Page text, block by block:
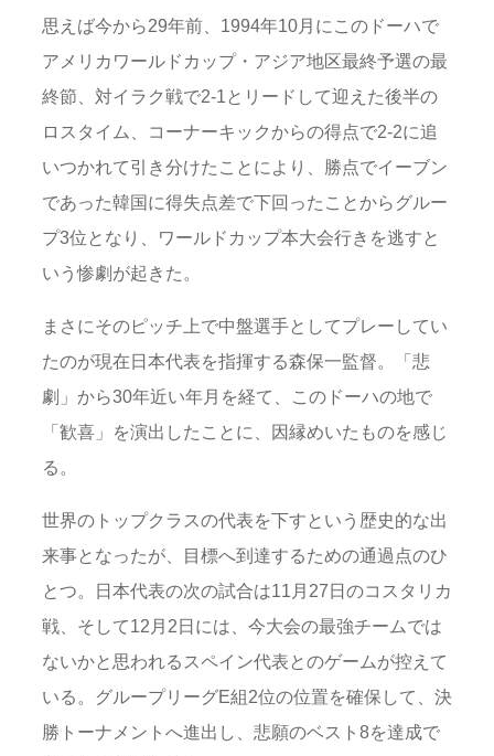
思えば今から29年前、1994年10月にこのドーハで
アメリカワールドカップ・アジア地区最終予選の最
終節、対イラク戦で2-1とリードして迎えた後半の
ロスタイム、コーナーキックからの得点で2-2に追
いつかれて引き分けたことにより、勝点でイーブン
であった韓国に得失点差で下回ったことからグルー
プ3位となり、ワールドカップ本大会行きを逃すと
いう惨劇が起きた。
まさにそのピッチ上で中盤選手としてプレーしてい
たのが現在日本代表を指揮する森保一監督。「悲
劇」から30年近い年月を経て、このドーハの地で
「歓喜」を演出したことに、因縁めいたものを感じ
る。
世界のトップクラスの代表を下すという歴史的な出
来事となったが、目標へ到達するための通過点のひ
とつ。日本代表の次の試合は11月27日のコスタリカ
戦、そして12月2日には、今大会の最強チームでは
ないかと思われるスペイン代表とのゲームが控えて
いる。グループリーグE組2位の位置を確保して、決
勝トーナメントへ進出し、悲願のベスト8を達成で